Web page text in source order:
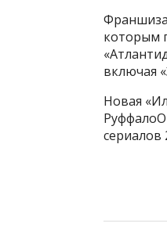
Франшиза
которым
включая
Новая
сериалов